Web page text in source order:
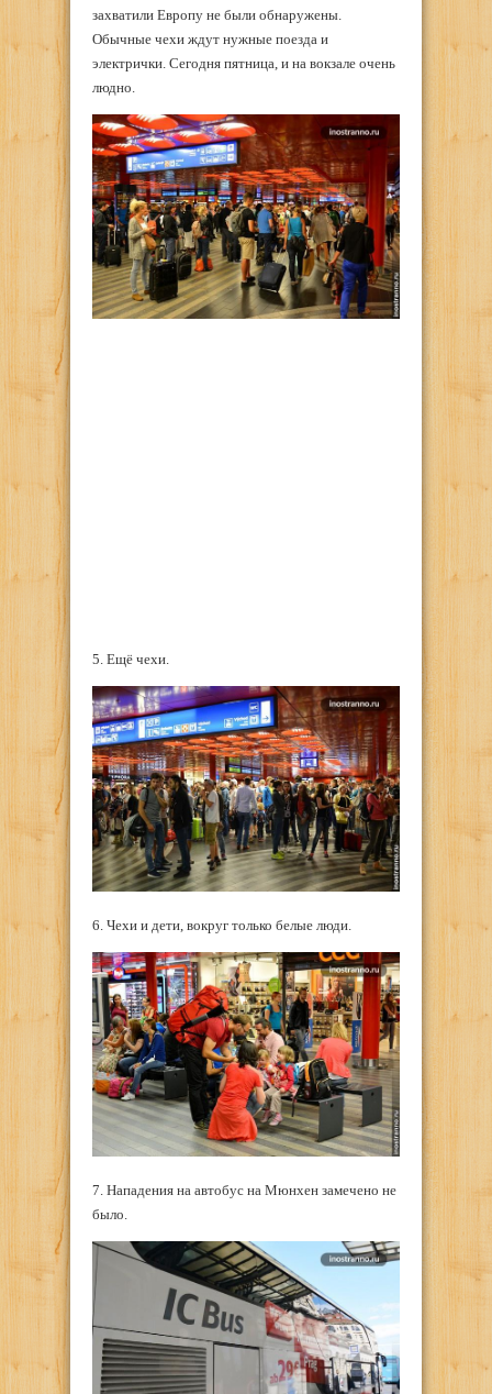
захватили Европу не были обнаружены.
Обычные чехи ждут нужные поезда и
электрички. Сегодня пятница, и на вокзале очень
людно.
5. Ещё чехи.
6. Чехи и дети, вокруг только белые люди.
7. Нападения на автобус на Мюнхен замечено не
было.